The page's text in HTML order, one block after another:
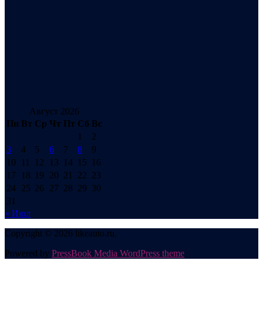
Август 2026
Пн Вт Ср Чт Пт Сб Вс
1
2
3
4 5 6 7 8
9
10
11 12 13 14 15
16
17
18 19 20 21 22 23
24 25 26 27 28 29 30
31
« Июл
Copyright © 2026 likeauto.ru.
Powered by PressBook Media WordPress theme